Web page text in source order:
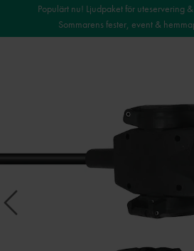
Populärt nu! Ljudpaket för uteservering
Sommarens fester, event &